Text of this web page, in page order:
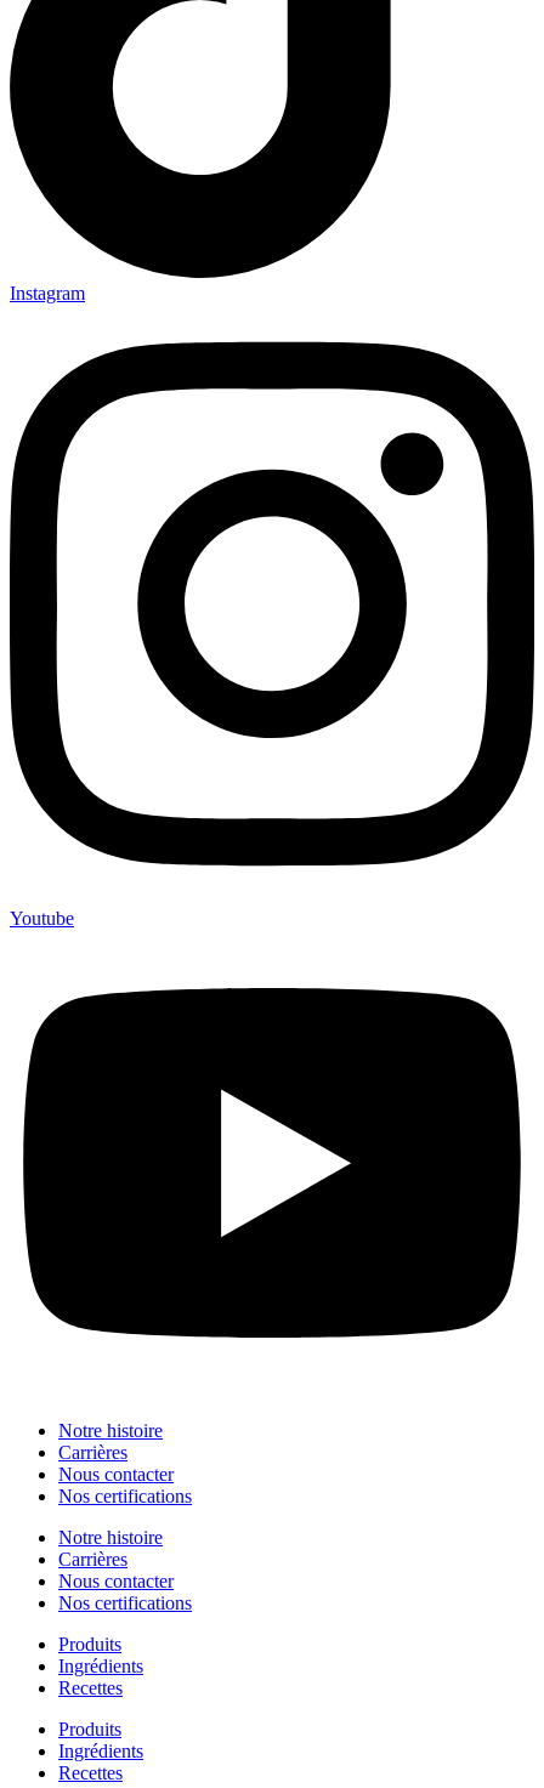
Instagram
Youtube
Notre histoire
Carrières
Nous contacter
Nos certifications
Notre histoire
Carrières
Nous contacter
Nos certifications
Produits
Ingrédients
Recettes
Produits
Ingrédients
Recettes